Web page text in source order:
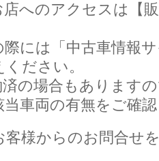
へのアクセスは【
際には「中古車情報
ださい。
済の場合もあります
車両の有無をご確
客様からのお問合せ